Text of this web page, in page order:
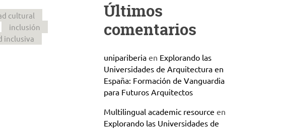
cultural
inclusión
inclusiva
Últimos
comentarios
unipariberiaen Explorando las
Universidades de Arquitectura en
España: Formación de Vanguardia
para Futuros Arquitectos
Multilingual academic resource en
Explorando las Universidades de